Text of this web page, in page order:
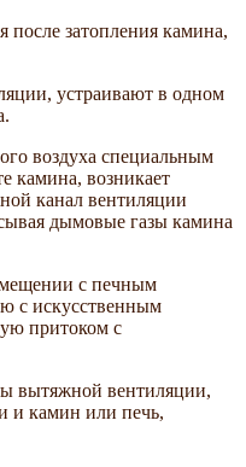
после затопления камина,
устраивают в одном
воздуха специальным
камина, возникает
канал вентиляции
дымовые газы камина
с печным
с искусственным
притоком с
вытяжной вентиляции,
и камин или печь,